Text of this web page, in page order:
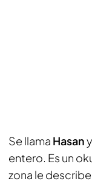
Se llama Hasan
entero. Es un
zona le